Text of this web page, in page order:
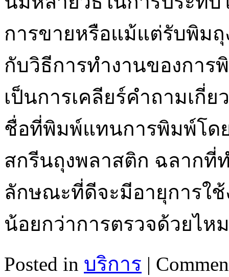
การขายหรือแม้แต่รับพิม
กับวิธีการทำงานของกา
เป็นการเคลียร์คำถามเกี่
ชื่อที่พิมพ์แทนการพิมพ์โด
สกรีนถุงพลาสติก ฉลาก
ลักษณะที่ดีจะมีอายุการใ
น้อยกว่าการตรวจด้วยไ
Posted in บริการ |